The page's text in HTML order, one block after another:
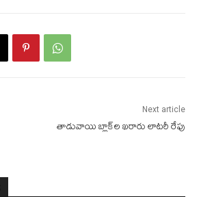
Next article
తాడువాయి బ్లాక్‌ల ఖరారు లాటరీ రేపు